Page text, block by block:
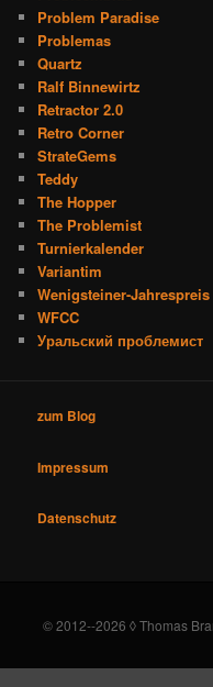
Problem Paradise
Problemas
Quartz
Ralf Binnewirtz
Retractor 2.0
Retro Corner
StrateGems
Teddy
The Hopper
The Problemist
Turnierkalender
Variantim
Wenigsteiner-Jahrespreis
WFCC
Уральский проблемист
zum Blog
Impressum
Datenschutz
© 2012--2026 ◊ Thomas